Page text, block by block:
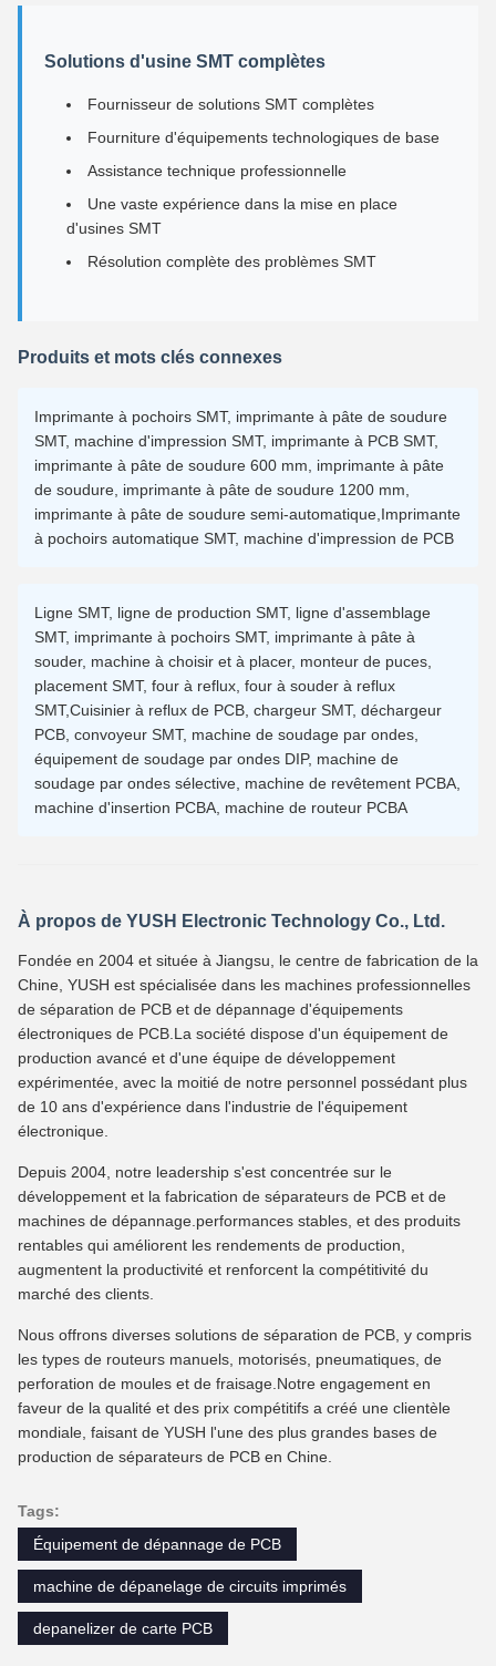
Solutions d'usine SMT complètes
Fournisseur de solutions SMT complètes
Fourniture d'équipements technologiques de base
Assistance technique professionnelle
Une vaste expérience dans la mise en place
d'usines SMT
Résolution complète des problèmes SMT
Produits et mots clés connexes
Imprimante à pochoirs SMT, imprimante à pâte de soudure
SMT, machine d'impression SMT, imprimante à PCB SMT,
imprimante à pâte de soudure 600 mm, imprimante à pâte
de soudure, imprimante à pâte de soudure 1200 mm,
imprimante à pâte de soudure semi-automatique,Imprimante
à pochoirs automatique SMT, machine d'impression de PCB
Ligne SMT, ligne de production SMT, ligne d'assemblage
SMT, imprimante à pochoirs SMT, imprimante à pâte à
souder, machine à choisir et à placer, monteur de puces,
placement SMT, four à reflux, four à souder à reflux
SMT,Cuisinier à reflux de PCB, chargeur SMT, déchargeur
PCB, convoyeur SMT, machine de soudage par ondes,
équipement de soudage par ondes DIP, machine de
soudage par ondes sélective, machine de revêtement PCBA,
machine d'insertion PCBA, machine de routeur PCBA
À propos de YUSH Electronic Technology Co., Ltd.
Fondée en 2004 et située à Jiangsu, le centre de fabrication de la
Chine, YUSH est spécialisée dans les machines professionnelles
de séparation de PCB et de dépannage d'équipements
électroniques de PCB.La société dispose d'un équipement de
production avancé et d'une équipe de développement
expérimentée, avec la moitié de notre personnel possédant plus
de 10 ans d'expérience dans l'industrie de l'équipement
électronique.
Depuis 2004, notre leadership s'est concentrée sur le
développement et la fabrication de séparateurs de PCB et de
machines de dépannage.performances stables, et des produits
rentables qui améliorent les rendements de production,
augmentent la productivité et renforcent la compétitivité du
marché des clients.
Nous offrons diverses solutions de séparation de PCB, y compris
les types de routeurs manuels, motorisés, pneumatiques, de
perforation de moules et de fraisage.Notre engagement en
faveur de la qualité et des prix compétitifs a créé une clientèle
mondiale, faisant de YUSH l'une des plus grandes bases de
production de séparateurs de PCB en Chine.
Tags:
Équipement de dépannage de PCB
machine de dépanelage de circuits imprimés
depanelizer de carte PCB